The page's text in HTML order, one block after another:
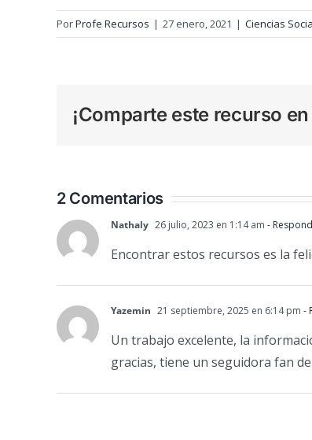
PorProfe Recursos | 27 enero, 2021 | Ciencias
¡Comparte este recurso
2 Comentarios
Nathaly 26 julio, 2023 en 1:14 am -
Encontrar estos recursos es la
Yazemin 21 septiembre, 2025 en 6:14 pm -
Un trabajo excelente, la
gracias, tiene un seguidora fan